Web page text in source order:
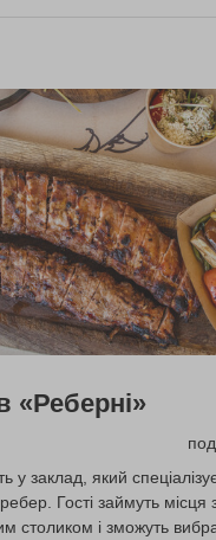
«Реберні»
у заклад, який
Гості займуть місця
столиком і зможуть